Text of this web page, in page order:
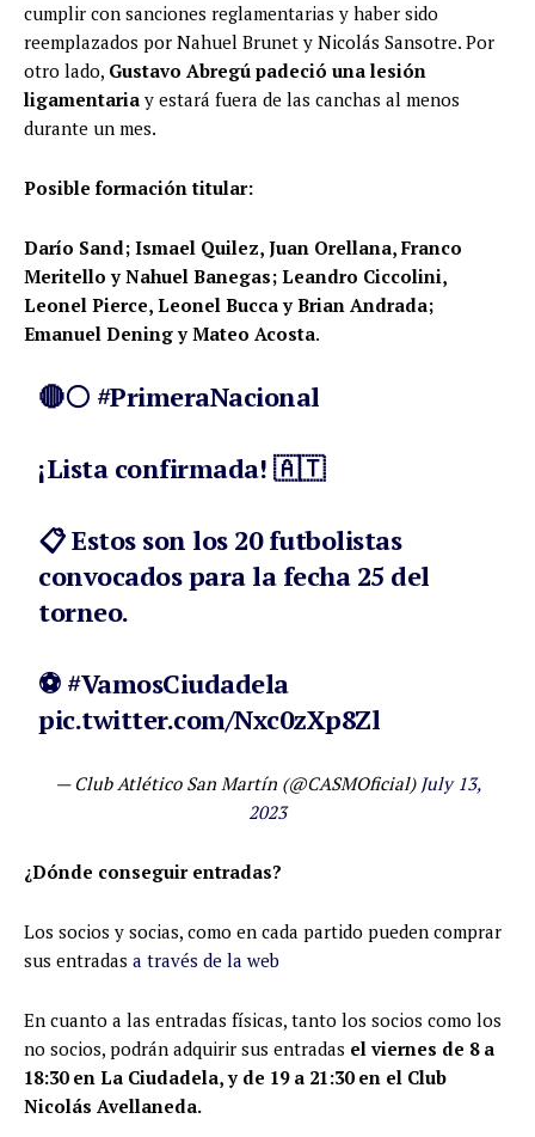
cumplir con sanciones reglamentarias y haber sido
reemplazados por Nahuel Brunet y Nicolás Sansotre. Por
otro lado, Gustavo Abregú padeció una lesión
ligamentaria y estará fuera de las canchas al menos
durante un mes.
Posible formación titular:
Darío Sand; Ismael Quilez, Juan Orellana, Franco
Meritello y Nahuel Banegas; Leandro Ciccolini,
Leonel Pierce, Leonel Bucca y Brian Andrada;
Emanuel Dening y Mateo Acosta.
🔴⚪️ #PrimeraNacional
¡Lista confirmada! 🇦🇹
📋 Estos son los 20 futbolistas
convocados para la fecha 25 del
torneo.
⚽️ #VamosCiudadela
pic.twitter.com/Nxc0zXp8Zl
— Club Atlético San Martín (@CASMOficial) July 13,
2023
¿Dónde conseguir entradas?
Los socios y socias, como en cada partido pueden comprar
sus entradas a través de la web
En cuanto a las entradas físicas, tanto los socios como los
no socios, podrán adquirir sus entradas el viernes de 8 a
18:30 en La Ciudadela, y de 19 a 21:30 en el Club
Nicolás Avellaneda.